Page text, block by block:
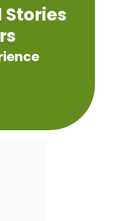
Stories